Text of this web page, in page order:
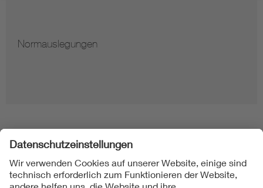
Normauslegungen
Folgen Sie uns